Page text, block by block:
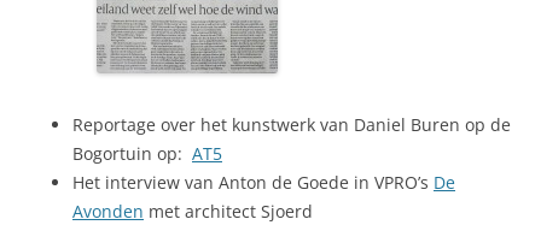
Reportage over het kunstwerk van Daniel Buren op de
Bogortuin op: AT5
Het interview van Anton de Goede in VPRO’s De
Avonden met architect Sjoerd